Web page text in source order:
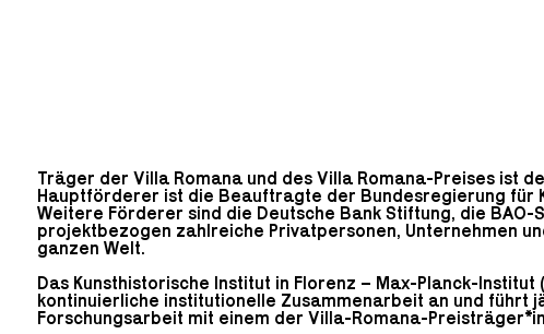
Träger der Villa Romana und des Villa Romana-Preises ist
Hauptförderer ist die Beauftragte der Bundesregierung für
Weitere Förderer sind die Deutsche Bank Stiftung, die BAO-
projektbezogen zahlreiche Privatpersonen, Unternehmen
ganzen Welt.
Das Kunsthistorische Institut in Florenz – Max-Planck-Institut
kontinuierliche institutionelle Zusammenarbeit an und führt
Forschungsarbeit mit einem der Villa-Romana-